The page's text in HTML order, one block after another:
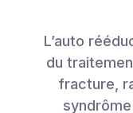
L’auto
du
fracture,